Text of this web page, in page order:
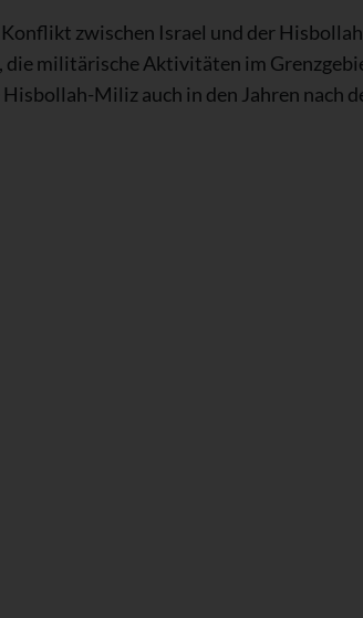
zwischen Israel und der
militärische Aktivitäten im
Miliz auch in den Jahren nach